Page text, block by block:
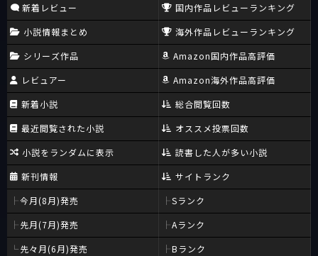
新着レビュー
小説情報まとめ
シリーズ作品
レビュアー
新着小説
最近閲覧された小説
小説をランダムに表示
新刊情報
今月(8月)発売
先月(7月)発売
先々月(6月)発売
国内作品レビューランキング
海外作品レビューランキング
Amazon国内作品高評価
Amazon海外作品高評価
総合閲覧回数
オススメ投票回数
読書した人が多い小説
サイトランク
Sランク
Aランク
Bランク